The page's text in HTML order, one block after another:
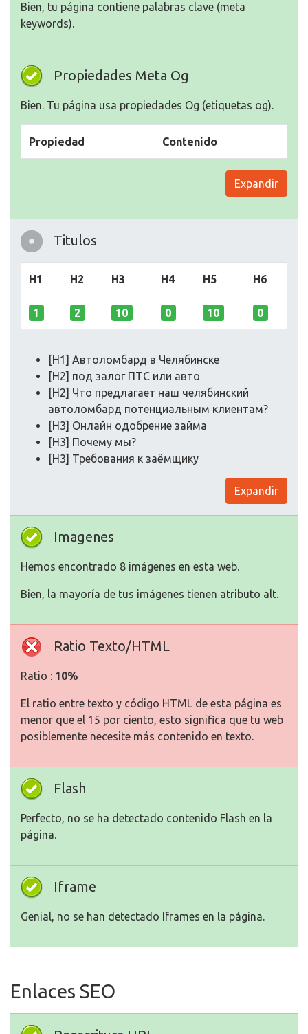
Bien, tu página contiene palabras clave (meta
keywords).
Propiedades Meta Og
Bien. Tu página usa propiedades Og (etiquetas og).
Propiedad Contenido
Expandir
Titulos
H1 H2 H3 H4 H5 H6
1 2 10 0 10 0
[H1] Автоломбард в Челябинске
[H2] под залог ПТС или авто
[H2] Что предлагает наш челябинский
автоломбард потенциальным клиентам?
[H3] Онлайн одобрение займа
[H3] Почему мы?
[H3] Требования к заёмщику
Expandir
Imagenes
Hemos encontrado 8 imágenes en esta web.
Bien, la mayoría de tus imágenes tienen atributo alt.
Ratio Texto/HTML
Ratio : 10%
El ratio entre texto y código HTML de esta página es
menor que el 15 por ciento, esto significa que tu web
posiblemente necesite más contenido en texto.
Flash
Perfecto, no se ha detectado contenido Flash en la
página.
Iframe
Genial, no se han detectado Iframes en la página.
Enlaces SEO